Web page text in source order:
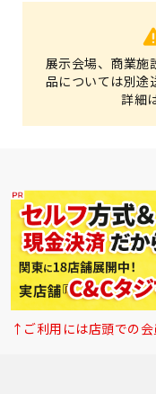
展示会場、商業施
品については別途
詳細
↑ご利用には店頭での会